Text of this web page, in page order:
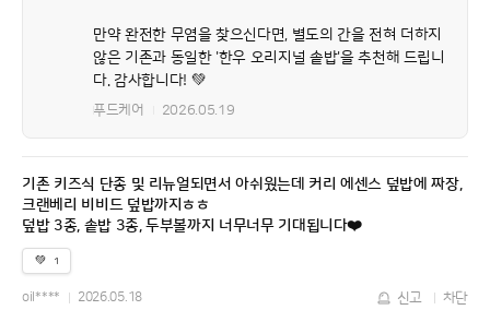
만약 완전한 무염을 찾으신다면, 별도의 간을 전혀 더하지
않은 기존과 동일한 '한우 오리지널 솥밥'을 추천해 드립니
다. 감사합니다! 💚
푸드케어 2026.05.19
기존 키즈식 단종 및 리뉴얼되면서 아쉬웠는데 커리 에센스 덮밥에 짜장,
크랜베리 비비드 덮밥까지ㅎㅎ
덮밥 3종, 솥밥 3종, 두부볼까지 너무너무 기대됩니다❤️
💚 1
oil**** 2026.05.18 신고 차단